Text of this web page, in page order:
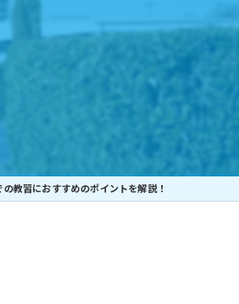
の教習におすすめのポイントを解説！